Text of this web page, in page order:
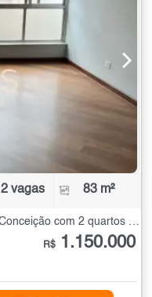
2 vagas 83 m²
Apartamento à Venda na Vila Nova Conceição com 2 quartos - 83 m²
R$ 1.150.000